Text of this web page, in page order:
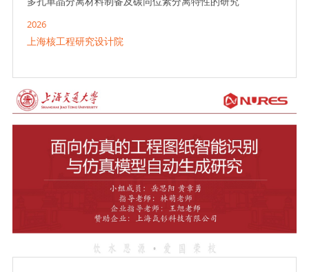
2026
上海核工程研究设计院